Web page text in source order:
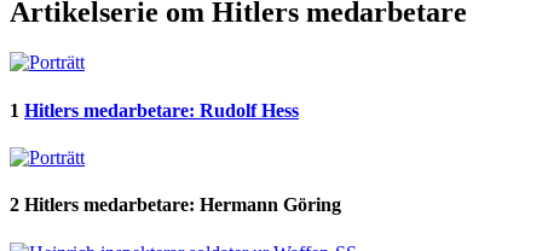
Artikelserie om Hitlers medarbetare
1 Hitlers medarbetare: Rudolf Hess
2 Hitlers medarbetare: Hermann Göring